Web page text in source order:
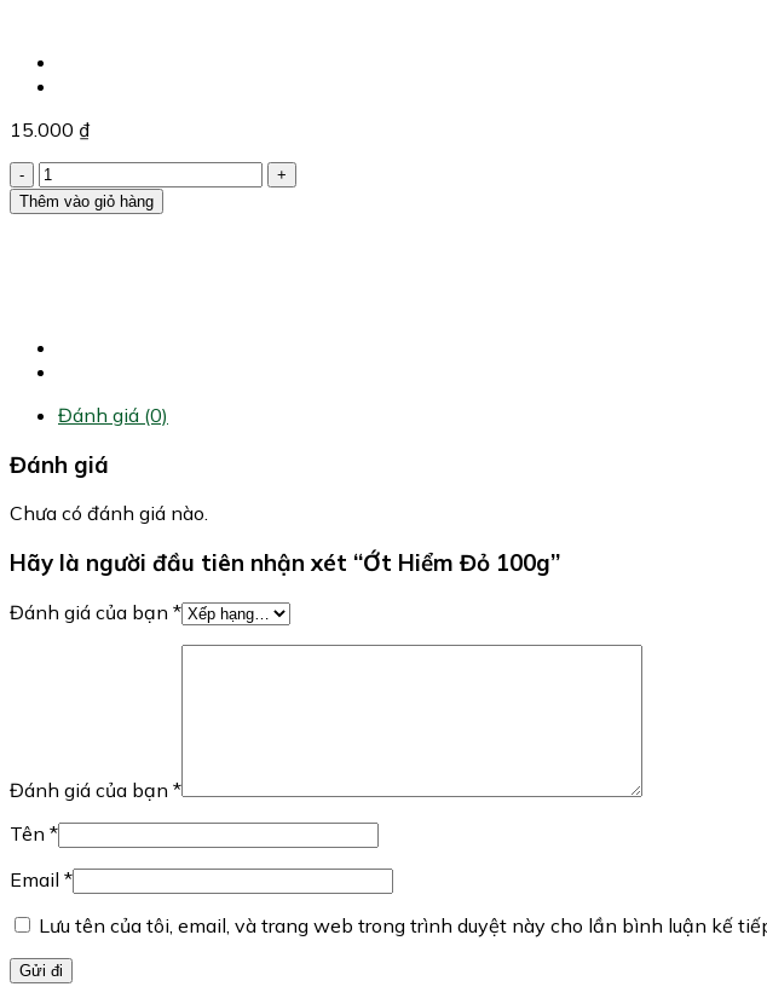
15.000 ₫
Ớt
Hiểm
Đỏ
Thêm vào giỏ hàng
Đánh giá (0)
Đánh giá
Chưa có đánh giá nào.
Hãy là người đầu tiên nhận xét “Ớt Hiểm Đỏ 100g”
Đánh giá của bạn *
Đánh giá của bạn *
Tên *
Email *
Lưu tên của tôi, email, và trang web trong trình duyệt này cho lần bình luận kế